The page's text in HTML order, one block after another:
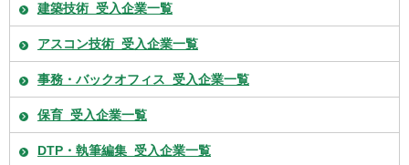
建築技術_受入企業一覧
アスコン技術_受入企業一覧
事務・バックオフィス_受入企業一覧
保育_受入企業一覧
DTP・執筆編集_受入企業一覧